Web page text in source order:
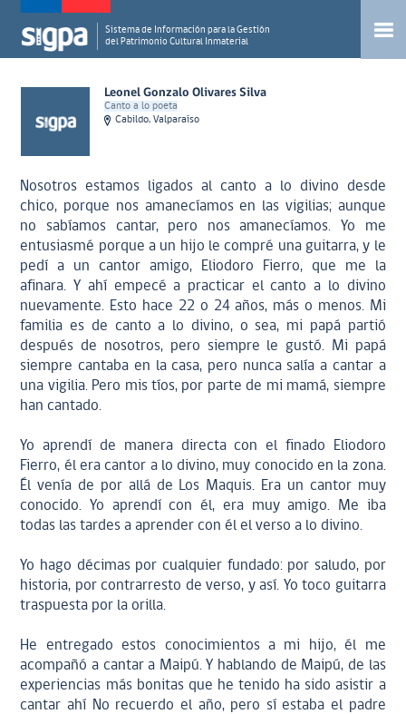
Sistema de Información para la Gestión
del Patrimonio Cultural Inmaterial
Leonel Gonzalo Olivares Silva
Canto a lo poeta
Cabildo, Valparaíso
Nosotros estamos ligados al canto a lo divino desde
chico, porque nos amanecíamos en las vigilias; aunque
no sabíamos cantar, pero nos amanecíamos. Yo me
entusiasmé porque a un hijo le compré una guitarra, y le
pedí a un cantor amigo, Eliodoro Fierro, que me la
afinara. Y ahí empecé a practicar el canto a lo divino
nuevamente. Esto hace 22 o 24 años, más o menos. Mi
familia es de canto a lo divino, o sea, mi papá partió
después de nosotros, pero siempre le gustó. Mi papá
siempre cantaba en la casa, pero nunca salía a cantar a
una vigilia. Pero mis tíos, por parte de mi mamá, siempre
han cantado.
Yo aprendí de manera directa con el finado Eliodoro
Fierro, él era cantor a lo divino, muy conocido en la zona.
Él venía de por allá de Los Maquis. Era un cantor muy
conocido. Yo aprendí con él, era muy amigo. Me iba
todas las tardes a aprender con él el verso a lo divino.
Yo hago décimas por cualquier fundado: por saludo, por
historia, por contrarresto de verso, y así. Yo toco guitarra
traspuesta por la orilla.
He entregado estos conocimientos a mi hijo, él me
acompañó a cantar a Maipú. Y hablando de Maipú, de las
experiencias más bonitas que he tenido ha sido asistir a
cantar ahí No recuerdo el año, pero sí estaba el padre